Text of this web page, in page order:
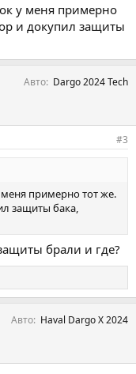
у меня примерно
и докупил защиты
Авто Dargo 2024 Tech
#3
меня примерно тот же.
защиты бака,
брали и где?
Авто Haval Dargo X 2024